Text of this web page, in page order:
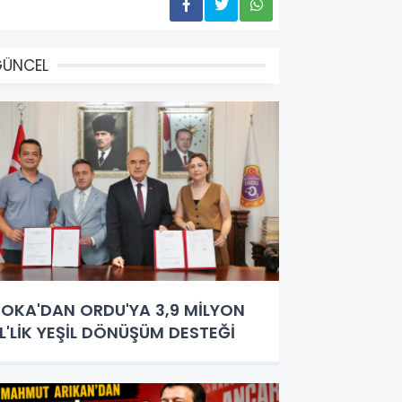
ORDU'YA 3,9 MİLYON
YEŞİL DÖNÜŞÜM DESTEĞİ